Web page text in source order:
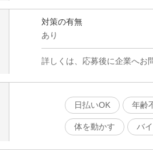
対策の有無
あり
詳しくは、応募後に企業へお
日払いOK
年齢
体を動かす バ